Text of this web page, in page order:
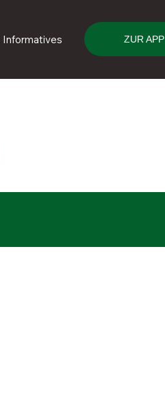
Informatives ZUR APP